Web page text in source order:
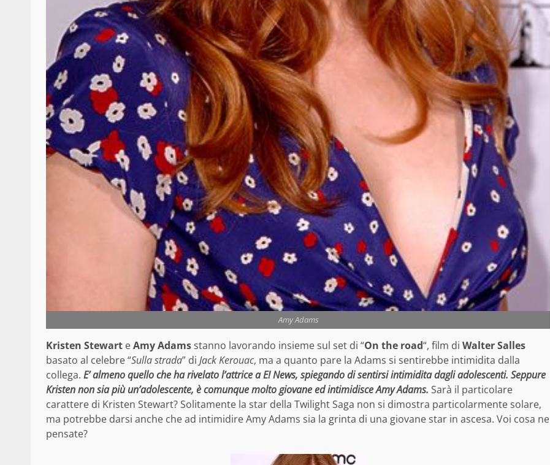
Amy Adams
Kristen Stewart eAmy Adamsstanno lavorando insieme sul set di “On the road“, film di Walter Salles
basato al celebre “Sulla strada” di Jack Kerouac, ma a quanto pare la Adams si sentirebbe intimidita dalla
collega. E’ almeno quello che ha rivelato l’attrice a E! News, spiegando di sentirsi intimidita dagli adolescenti. Seppure
Kristen non sia più un’adolescente, è comunque molto giovane ed intimidisce Amy Adams. Sarà il particolare
carattere di Kristen Stewart? Solitamente la star della Twilight Saga non si dimostra particolarmente solare,
ma potrebbe darsi anche che ad intimidire Amy Adams sia la grinta di una giovane star in ascesa. Voi cosa ne
pensate?